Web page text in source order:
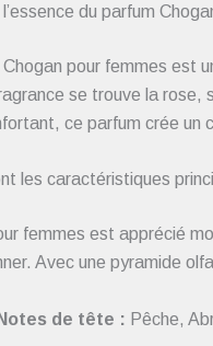
du parfum
Chogan pour femmes
se trouve la rose,
ce parfum crée un
les caractéristiques
femmes est apprécié
Avec une pyramide
Notes de tête : Pêche,